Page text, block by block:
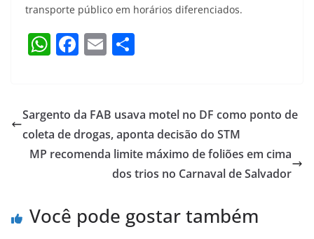
transporte público em horários diferenciados.
W
s
A
p
F
e
b
o
E
l e
Sargento da FAB usava motel no DF como ponto de
coleta de drogas, aponta decisão do STM
MP recomenda limite máximo de foliões em cima
dos trios no Carnaval de Salvador
Você pode gostar também